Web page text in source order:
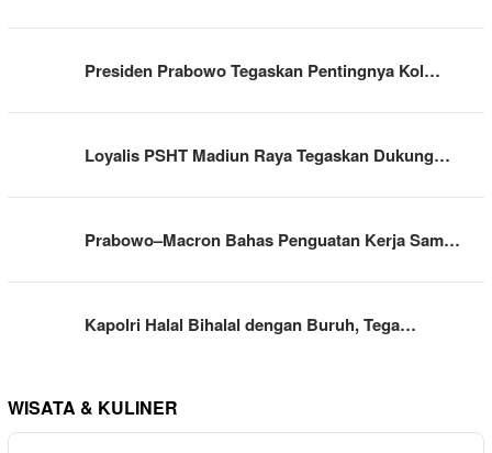
Presiden Prabowo Tegaskan Pentingnya Kol…
Loyalis PSHT Madiun Raya Tegaskan Dukung…
Prabowo–Macron Bahas Penguatan Kerja Sam…
Kapolri Halal Bihalal dengan Buruh, Tega…
WISATA & KULINER